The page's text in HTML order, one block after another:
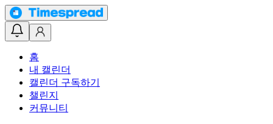
홈
내 캘린더
캘린더 구독하기
챌린지
커뮤니티